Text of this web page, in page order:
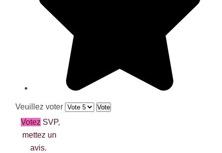
Veuillez voter
Votez SVP,
mettez un
avis.